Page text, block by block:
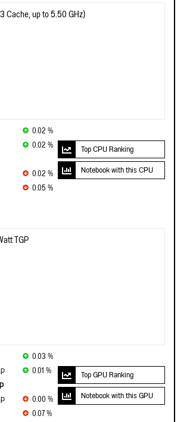
Cache, up to 5.50 GHz)
0.02 %
0.02 %
0.02 %
0.05 %
Top CPU Ranking
Notebook with this CPU
TGP
0.03 %
0.01 %
0.00 %
0.07 %
Top GPU Ranking
Notebook with this GPU